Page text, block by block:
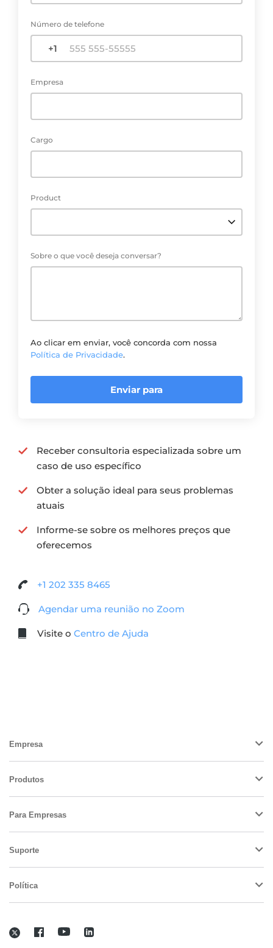
Número de telefone
Empresa
Cargo
Product
Sobre o que você deseja conversar?
Ao clicar em enviar, você concorda com nossa
Política de Privacidade.
Enviar para
Receber consultoria especializada sobre um
caso de uso específico
Obter a solução ideal para seus problemas
atuais
Informe-se sobre os melhores preços que
oferecemos
+1 202 335 8465
Agendar uma reunião no Zoom
Visite o Centro de Ajuda
Empresa
Produtos
Para Empresas
Suporte
Política